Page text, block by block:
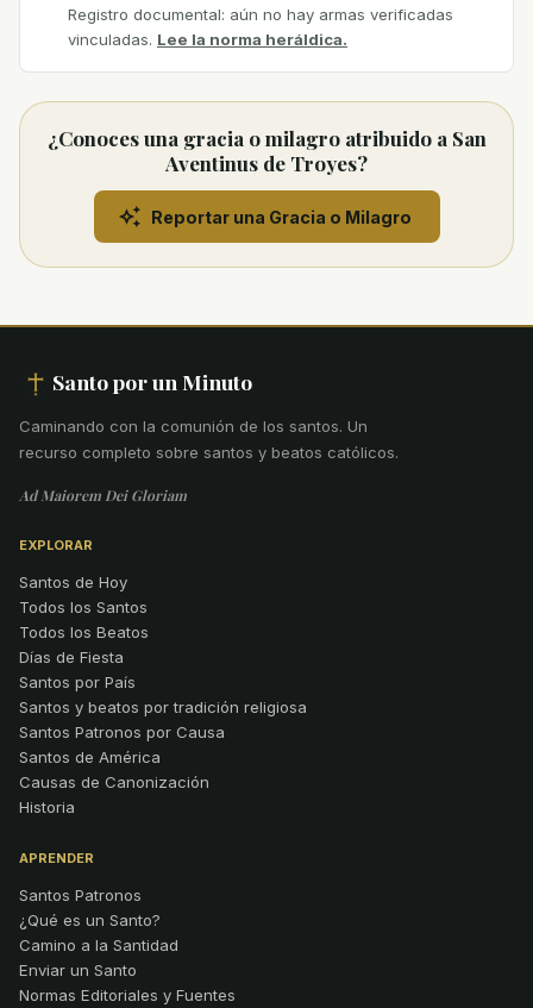
Registro documental: aún no hay armas verificadas
vinculadas. Lee la norma heráldica.
¿Conoces una gracia o milagro atribuido a San
Aventinus de Troyes?
Reportar una Gracia o Milagro
Santo por un Minuto
Caminando con la comunión de los santos. Un
recurso completo sobre santos y beatos católicos.
Ad Maiorem Dei Gloriam
EXPLORAR
Santos de Hoy
Todos los Santos
Todos los Beatos
Días de Fiesta
Santos por País
Santos y beatos por tradición religiosa
Santos Patronos por Causa
Santos de América
Causas de Canonización
Historia
APRENDER
Santos Patronos
¿Qué es un Santo?
Camino a la Santidad
Enviar un Santo
Normas Editoriales y Fuentes